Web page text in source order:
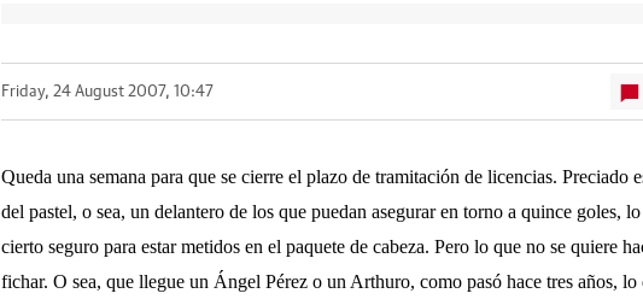
Friday, 24 August 2007, 10:47
Queda una semana para que se cierre el plazo de tramitación de licencias. Preciado
del pastel, o sea, un delantero de los que puedan asegurar en torno a quince goles,
cierto seguro para estar metidos en el paquete de cabeza. Pero lo que no se quiere
fichar. O sea, que llegue un Ángel Pérez o un Arthuro, como pasó hace tres años,